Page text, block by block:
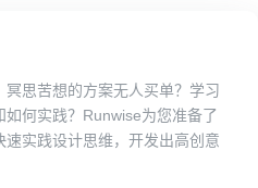
思苦想的方案无人买单？学习
何实践？Runwise为您准备了
速实践设计思维，开发出高创意